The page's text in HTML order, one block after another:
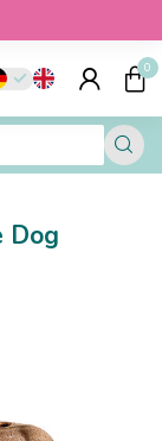
0
Dog